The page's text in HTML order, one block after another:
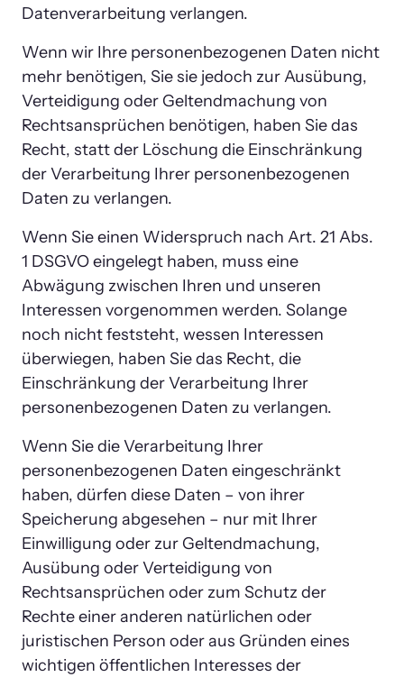
Datenverarbeitung verlangen.
Wenn wir Ihre personenbezogenen Daten nicht
mehr benötigen, Sie sie jedoch zur Ausübung,
Verteidigung oder Geltendmachung von
Rechtsansprüchen benötigen, haben Sie das
Recht, statt der Löschung die Einschränkung
der Verarbeitung Ihrer personenbezogenen
Daten zu verlangen.
Wenn Sie einen Widerspruch nach Art. 21 Abs.
1 DSGVO eingelegt haben, muss eine
Abwägung zwischen Ihren und unseren
Interessen vorgenommen werden. Solange
noch nicht feststeht, wessen Interessen
überwiegen, haben Sie das Recht, die
Einschränkung der Verarbeitung Ihrer
personenbezogenen Daten zu verlangen.
Wenn Sie die Verarbeitung Ihrer
personenbezogenen Daten eingeschränkt
haben, dürfen diese Daten – von ihrer
Speicherung abgesehen – nur mit Ihrer
Einwilligung oder zur Geltendmachung,
Ausübung oder Verteidigung von
Rechtsansprüchen oder zum Schutz der
Rechte einer anderen natürlichen oder
juristischen Person oder aus Gründen eines
wichtigen öffentlichen Interesses der